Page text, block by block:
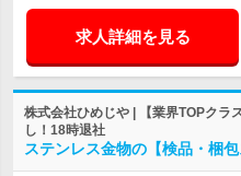
求人詳細を見る
株式会社ひめじや | 【業界TOPクラ
し！18時退社
ステンレス金物の【検品・梱